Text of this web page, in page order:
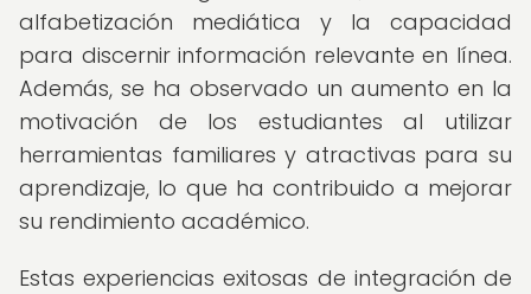
alfabetización mediática y la capacidad
para discernir información relevante en línea.
Además, se ha observado un aumento en la
motivación de los estudiantes al utilizar
herramientas familiares y atractivas para su
aprendizaje, lo que ha contribuido a mejorar
su rendimiento académico.
Estas experiencias exitosas de integración de